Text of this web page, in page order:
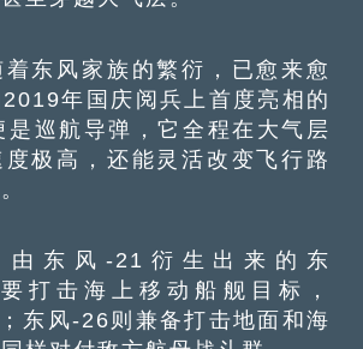
风家族的繁衍，已愈来愈
年国庆阅兵上首度亮相的
巡航导弹，它全程在大气层
极高，还能灵活改变飞行路
风-21衍生出来的东
打击海上移动船舰目标，
东风-26则兼备打击地面和海